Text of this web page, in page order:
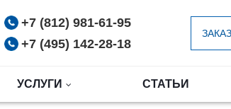
+7 (812) 981-61-95
+7 (495) 142-28-18
УСЛУГИ СТАТЬИ